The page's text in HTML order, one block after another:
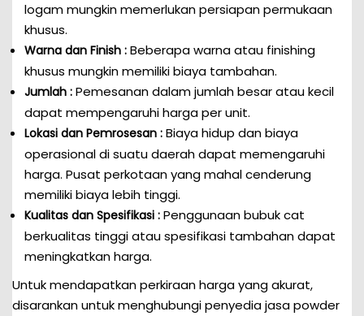
logam mungkin memerlukan persiapan permukaan
khusus.
Warna dan Finish : Beberapa warna atau finishing
khusus mungkin memiliki biaya tambahan.
Jumlah : Pemesanan dalam jumlah besar atau kecil
dapat mempengaruhi harga per unit.
Lokasi dan Pemrosesan : Biaya hidup dan biaya
operasional di suatu daerah dapat memengaruhi
harga. Pusat perkotaan yang mahal cenderung
memiliki biaya lebih tinggi.
Kualitas dan Spesifikasi : Penggunaan bubuk cat
berkualitas tinggi atau spesifikasi tambahan dapat
meningkatkan harga.
Untuk mendapatkan perkiraan harga yang akurat,
disarankan untuk menghubungi penyedia jasa powder